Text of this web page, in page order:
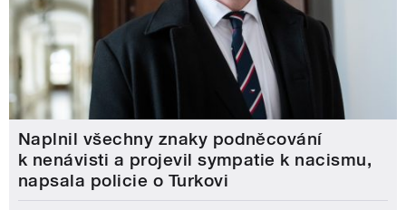
Naplnil všechny znaky podněcování
k nenávisti a projevil sympatie k nacismu,
napsala policie o Turkovi